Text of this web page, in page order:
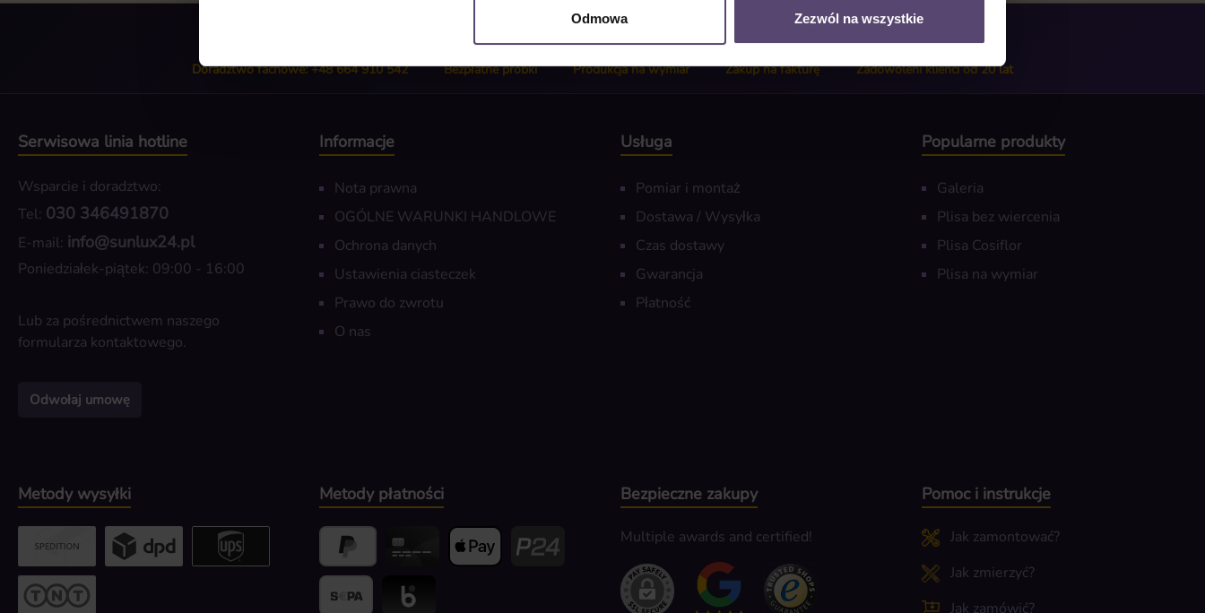
Odmowa Zezwól na wszystkie
Doradztwo fachowe: +48 664 910 542 Bezpłatne próbki Produkcja na wymiar Zakup na fakturę Zadowoleni klienci od 20 lat
Serwisowa linia hotline
Wsparcie i doradztwo:
Tel: 030 346491870
E-mail: info@sunlux24.pl
Poniedziałek-piątek: 09:00 - 16:00
Lub za pośrednictwem naszego
formularza kontaktowego.
Odwołaj umowę
Informacje
Nota prawna
OGÓLNE WARUNKI HANDLOWE
Ochrona danych
Ustawienia ciasteczek
Prawo do zwrotu
O nas
Usługa
Pomiar i montaż
Dostawa / Wysyłka
Czas dostawy
Gwarancja
Płatność
Popularne produkty
Galeria
Plisa bez wiercenia
Plisa Cosiflor
Plisa na wymiar
Metody płatności
PayPal
Metody wysyłki
Custom image 2
Bezpieczne zakupy
Multiple awards and certified!
Pomoc i instrukcje
Jak zamontować?
Jak zmierzyć?
Jak zamówić?